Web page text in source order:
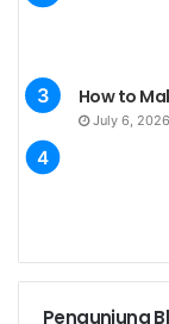
How to
July 6, 2026
Pengunjung